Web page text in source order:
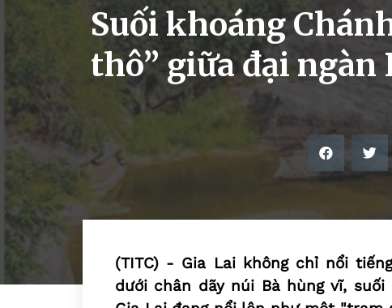
Suối khoáng
thô” giữa đại ngàn
(TITC) - Gia Lai không chỉ nổi
dưới chân dãy núi Bà hùng vĩ, suối